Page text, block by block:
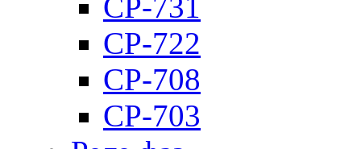
CP-731
CP-722
CP-708
CP-703